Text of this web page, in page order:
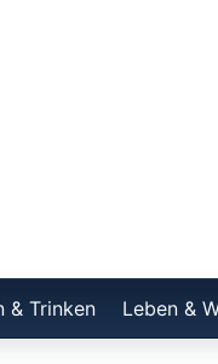
& Trinken Leben &